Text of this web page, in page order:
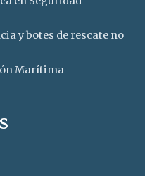
y botes de rescate no
Marítima